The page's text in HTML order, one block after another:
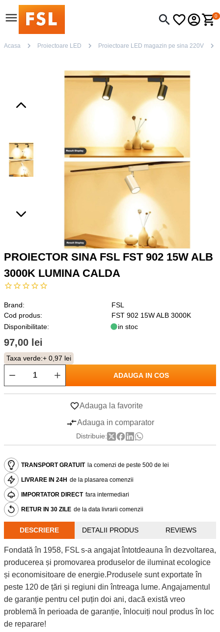
0
Acasa Proiectoare LED Proiectoare LED magazin pe sina 220V
PROIECTOR SINA FSL FST 902 15W ALB
3000K LUMINA CALDA
Brand:
FSL
Cod produs:
FST 902 15W ALB 3000K
Disponibilitate:
in stoc
97,00 lei
Taxa verde:+ 0,97 lei
ADAUGA IN COS
Adauga la favorite
Adauga in comparator
Distribuie:
TRANSPORT GRATUIT la comenzi de peste 500 de lei
LIVRARE IN 24H de la plasarea comenzii
IMPORTATOR DIRECT fara intermediari
RETUR IN 30 ZILE de la data livrarii comenzii
DESCRIERE DETALII PRODUS REVIEWS
Fondată în 1958, FSL s-a angajat întotdeauna în dezvoltarea,
producerea și promovarea produselor de iluminat ecologice
și economisitoare de energie.Produsele sunt exportate în
peste 120 de țări și regiuni din întreaga lume. Angajamentul
de garanție pentru cel puțin doi ani, dacă există vreo
problemă în perioada de garanție, înlocuiți noul produs în loc
de reparare!